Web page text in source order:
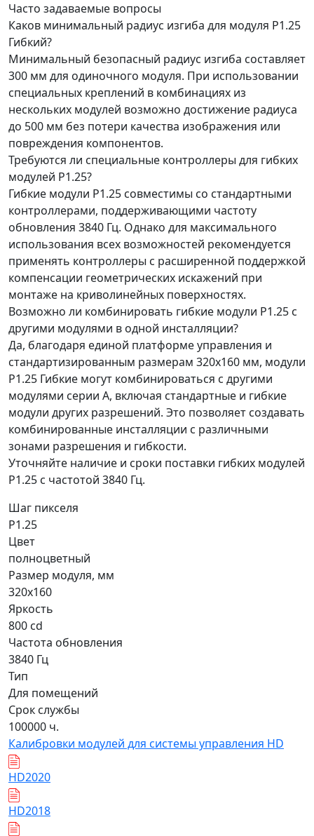
Часто задаваемые вопросы
Каков минимальный радиус изгиба для модуля P1.25
Гибкий?
Минимальный безопасный радиус изгиба составляет
300 мм для одиночного модуля. При использовании
специальных креплений в комбинациях из
нескольких модулей возможно достижение радиуса
до 500 мм без потери качества изображения или
повреждения компонентов.
Требуются ли специальные контроллеры для гибких
модулей P1.25?
Гибкие модули P1.25 совместимы со стандартными
контроллерами, поддерживающими частоту
обновления 3840 Гц. Однако для максимального
использования всех возможностей рекомендуется
применять контроллеры с расширенной поддержкой
компенсации геометрических искажений при
монтаже на криволинейных поверхностях.
Возможно ли комбинировать гибкие модули P1.25 с
другими модулями в одной инсталляции?
Да, благодаря единой платформе управления и
стандартизированным размерам 320x160 мм, модули
P1.25 Гибкие могут комбинироваться с другими
модулями серии А, включая стандартные и гибкие
модули других разрешений. Это позволяет создавать
комбинированные инсталляции с различными
зонами разрешения и гибкости.
Уточняйте наличие и сроки поставки гибких модулей
P1.25 с частотой 3840 Гц.
Шаг пикселя
P1.25
Цвет
полноцветный
Размер модуля, мм
320x160
Яркость
800 cd
Частота обновления
3840 Гц
Тип
Для помещений
Срок службы
100000 ч.
Калибровки модулей для системы управления HD
HD2020
HD2018